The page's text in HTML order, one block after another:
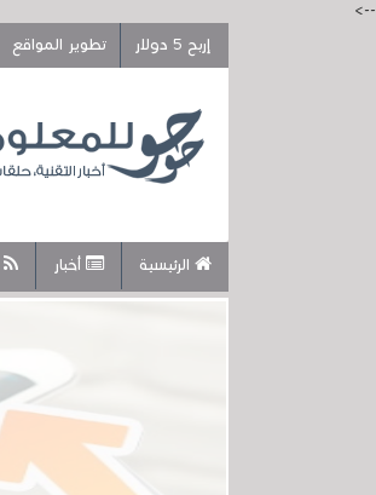
-->
إربح 5 دولار
تطوير المواقع
الرئيسية أخبار